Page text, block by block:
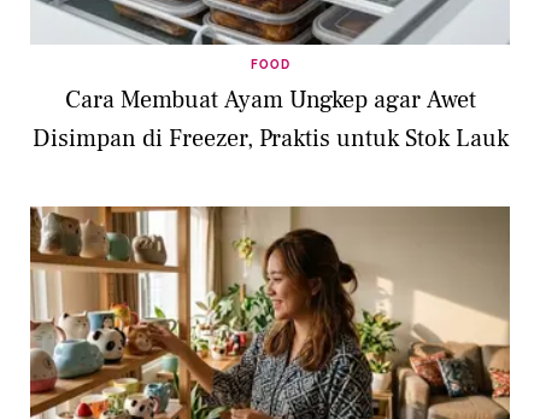
FOOD
Cara Membuat Ayam Ungkep agar Awet
Disimpan di Freezer, Praktis untuk Stok Lauk